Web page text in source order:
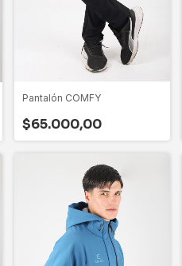
Pantalón COMFY
$65.000,00